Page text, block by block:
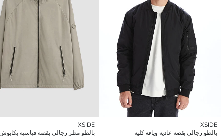
XSIDE
بالطو رجالي بقصة عادية وياقة كلية
XSIDE
بالطو مطر رجالي بقصة قياسية بكابوش